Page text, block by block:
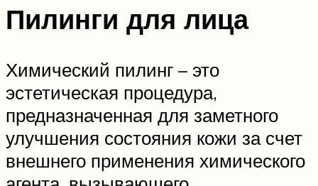
Пилинги для лица
Химический пилинг – это
эстетическая процедура,
предназначенная для заметного
улучшения состояния кожи за счет
внешнего применения химического